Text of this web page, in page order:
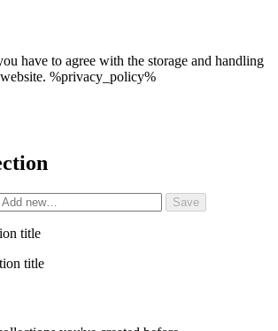
have to agree with the storage and handling
%privacy_policy%
title
title